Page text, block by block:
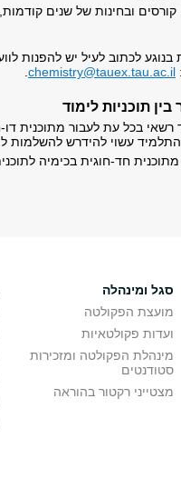
קורסים ובחינות של שנים
בנוגע לכתוב לעיל יש להפנות
chemistry@tauex.tau.ac.il
תוכניות לימוד
רשאי בכל עת לעבור מתוכנית
עשוי להידרש להשלמות
חד-חוגית בכימיה
סגל ומינהלה
מועצת הפקולטה
ועדות פקולטאיות
מינהלת הפקולטה ומזכירות
סטודנטים
מצטייני רקטור בהוראה